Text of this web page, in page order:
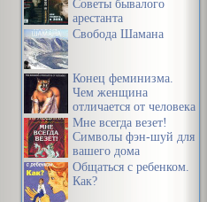
Советы бывалого
арестанта
Свобода Шамана
Конец феминизма.
Чем женщина
отличается от человека
Мне всегда везет!
Символы фэн-шуй для
вашего дома
Общаться с ребенком.
Как?